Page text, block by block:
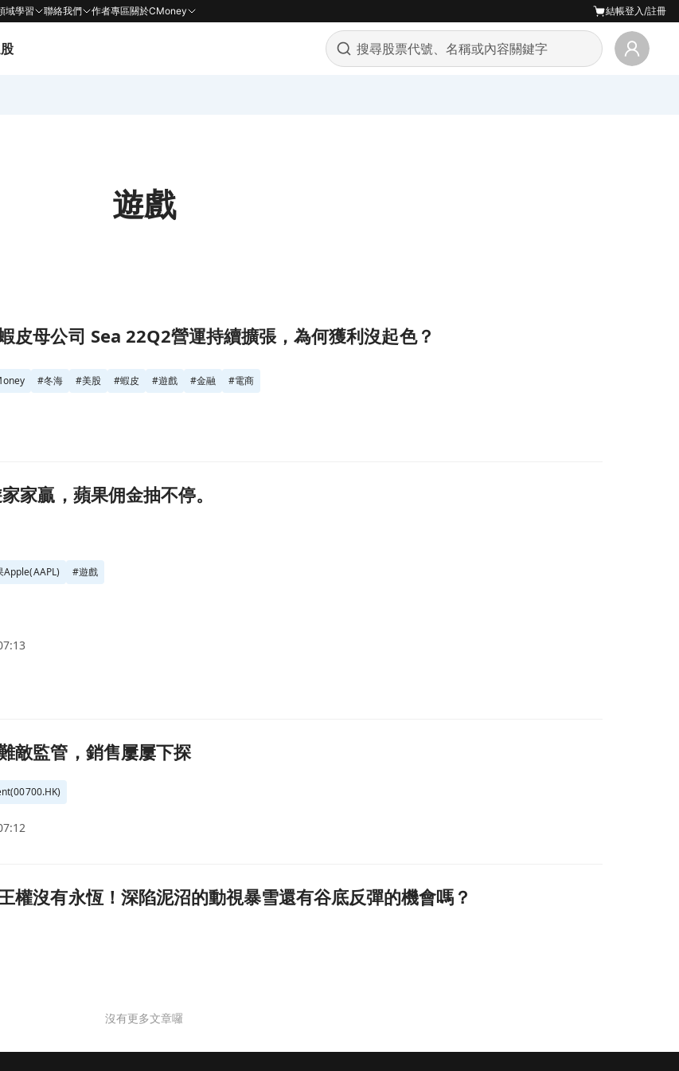
域學習 聯絡我們 作者專區關於CMoney 結帳登入/註冊
遊戲
，為何獲利沒起色？頁面
皮母公司 Sea 22Q2營運持續擴張，為何獲利沒起色？
#冬海 #美股 #蝦皮 #遊戲 #金融 #電商
家贏，蘋果佣金抽不停。
Apple(AAPL) #遊戲
敵監管，銷售屢屢下探
還有谷底反彈的機會嗎？頁面
權沒有永恆！深陷泥沼的動視暴雪還有谷底反彈的機會嗎？
沒有更多文章囉